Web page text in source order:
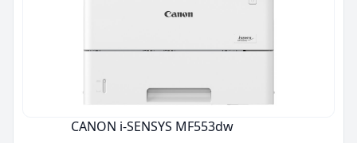
CANON i-SENSYS MF553dw